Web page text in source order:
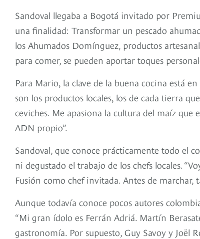
Sandoval llegaba a Bogotá invitado por
una finalidad: Transformar un pescado
los Ahumados Domínguez, productos
para comer, se pueden aportar toques
Para Mario, la clave de la buena cocina está
son los productos locales, los de cada tierra
ceviches. Me apasiona la cultura del maíz
ADN propio”.
Sandoval, que conoce prácticamente todo el
ni degustado el trabajo de los chefs locales.
Fusión como chef invitada. Antes de marchar,
Aunque todavía conoce pocos autores
“Mi gran ídolo es Ferrán Adriá. Martín
gastronomía. Por supuesto, Guy Savoy y Joël